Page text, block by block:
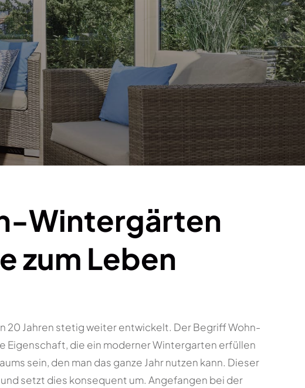
Wintergärten
zum Leben
20 Jahren stetig weiter entwickelt. Der Begriff Wohn-
Eigenschaft, die ein moderner Wintergarten erfüllen
sein, den man das ganze Jahr nutzen kann. Dieser
setzt dies konsequent um. Angefangen bei der